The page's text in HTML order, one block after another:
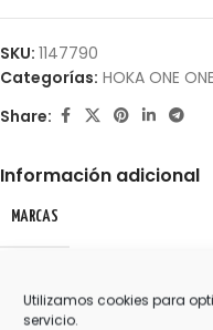
Utilizamos cookies para
servicio.
SKU: 1147790
Categorías: HOKA ONE ONE
Share:
Información adicional
MARCAS
TALLA 10 USA ,